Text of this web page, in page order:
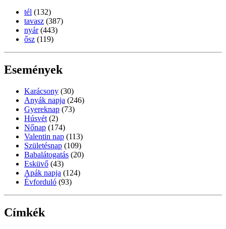
tél (132)
tavasz (387)
nyár (443)
ősz (119)
Események
Karácsony (30)
Anyák napja (246)
Gyereknap (73)
Húsvét (2)
Nőnap (174)
Valentin nap (113)
Születésnap (109)
Babalátogatás (20)
Esküvő (43)
Apák napja (124)
Évforduló (93)
Címkék